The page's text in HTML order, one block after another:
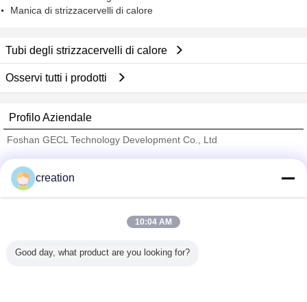
Manica di strizzacervelli di calore
Tubi degli strizzacervelli di calore
Osservi tutti i prodotti
Profilo Aziendale
Foshan GECL Technology Development Co., Ltd
Trust Seal
Tutti i prodotti
creation
10:04 AM
Good day, what product are you looking for?